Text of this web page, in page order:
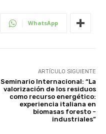
WhatsApp
ARTÍCULO SIGUIENTE
Seminario Internacional: “La
valorización de los residuos
como recurso energético:
experiencia italiana en
biomasas foresto -
industriales”